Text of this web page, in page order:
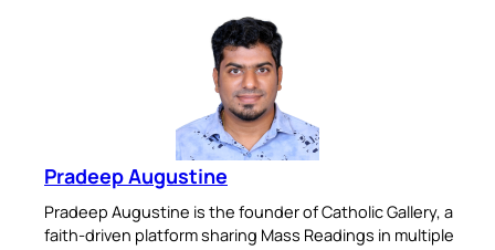
Pradeep Augustine
Pradeep Augustine is the founder of Catholic Gallery, a
faith-driven platform sharing Mass Readings in multiple